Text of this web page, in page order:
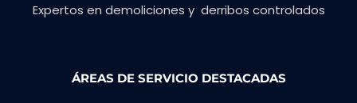
Expertos en demoliciones y derribos controlados
ÁREAS DE SERVICIO DESTACADAS